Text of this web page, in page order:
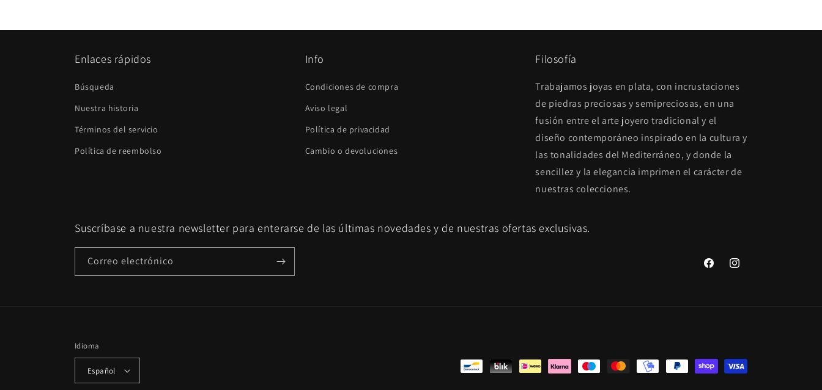
Enlaces rápidos
Búsqueda
Nuestra historia
Términos del servicio
Política de reembolso
Info
Condiciones de compra
Aviso legal
Política de privacidad
Cambio o devoluciones
Filosofía
Trabajamos joyas en plata, con incrustaciones
de piedras preciosas y semipreciosas, en una
fusión entre el arte joyero tradicional y el
diseño contemporáneo inspirado en la cultura y
las tonalidades del Mediterráneo, y donde la
sencillez y la elegancia imprimen el carácter de
nuestras colecciones.
Suscríbase a nuestra newsletter para enterarse de las últimas novedades y de nuestras ofertas exclusivas.
Correo electrónico
FacebookInstagram
Idioma
Español
Formas